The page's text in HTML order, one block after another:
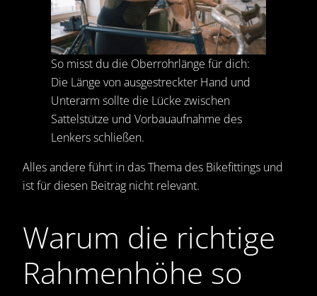
So misst du die Oberrohrlänge für dich:
Die Länge von ausgestreckter Hand und
Unterarm sollte die Lücke zwischen
Sattelstütze und Vorbauaufnahme des
Lenkers schließen.
Alles andere führt in das Thema des Bikefittings und
ist für diesen Beitrag nicht relevant.
Warum die richtige
Rahmenhöhe so